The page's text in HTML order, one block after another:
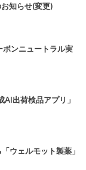
知らせ(変更)
ンニュートラル実
出荷検品アプリ」
ウェルモット製薬」